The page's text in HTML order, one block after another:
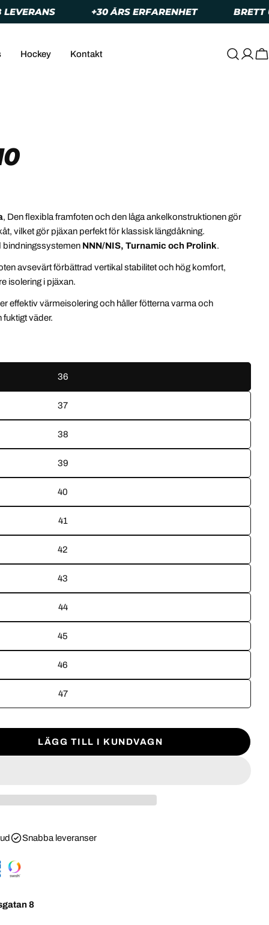
+30 ÅRS ERFARENHET BRETT
Hockey Kontakt
, Den flexibla framfoten och den låga ankelkonstruktionen gör
vilket gör pjäxan perfekt för klassisk längdåkning.
bindningssystemen NNN/NIS, Turnamic och Prolink.
avsevärt förbättrad vertikal stabilitet och hög komfort,
isolering i pjäxan.
effektiv värmeisolering och håller fötterna varma och
väder.
36
37
38
39
40
41
42
43
44
45
46
47
FÖR ALPINA T-10
FÖR ALPINA T-10
LÄGG TILL I KUNDVAGN
Snabba leveranser
8